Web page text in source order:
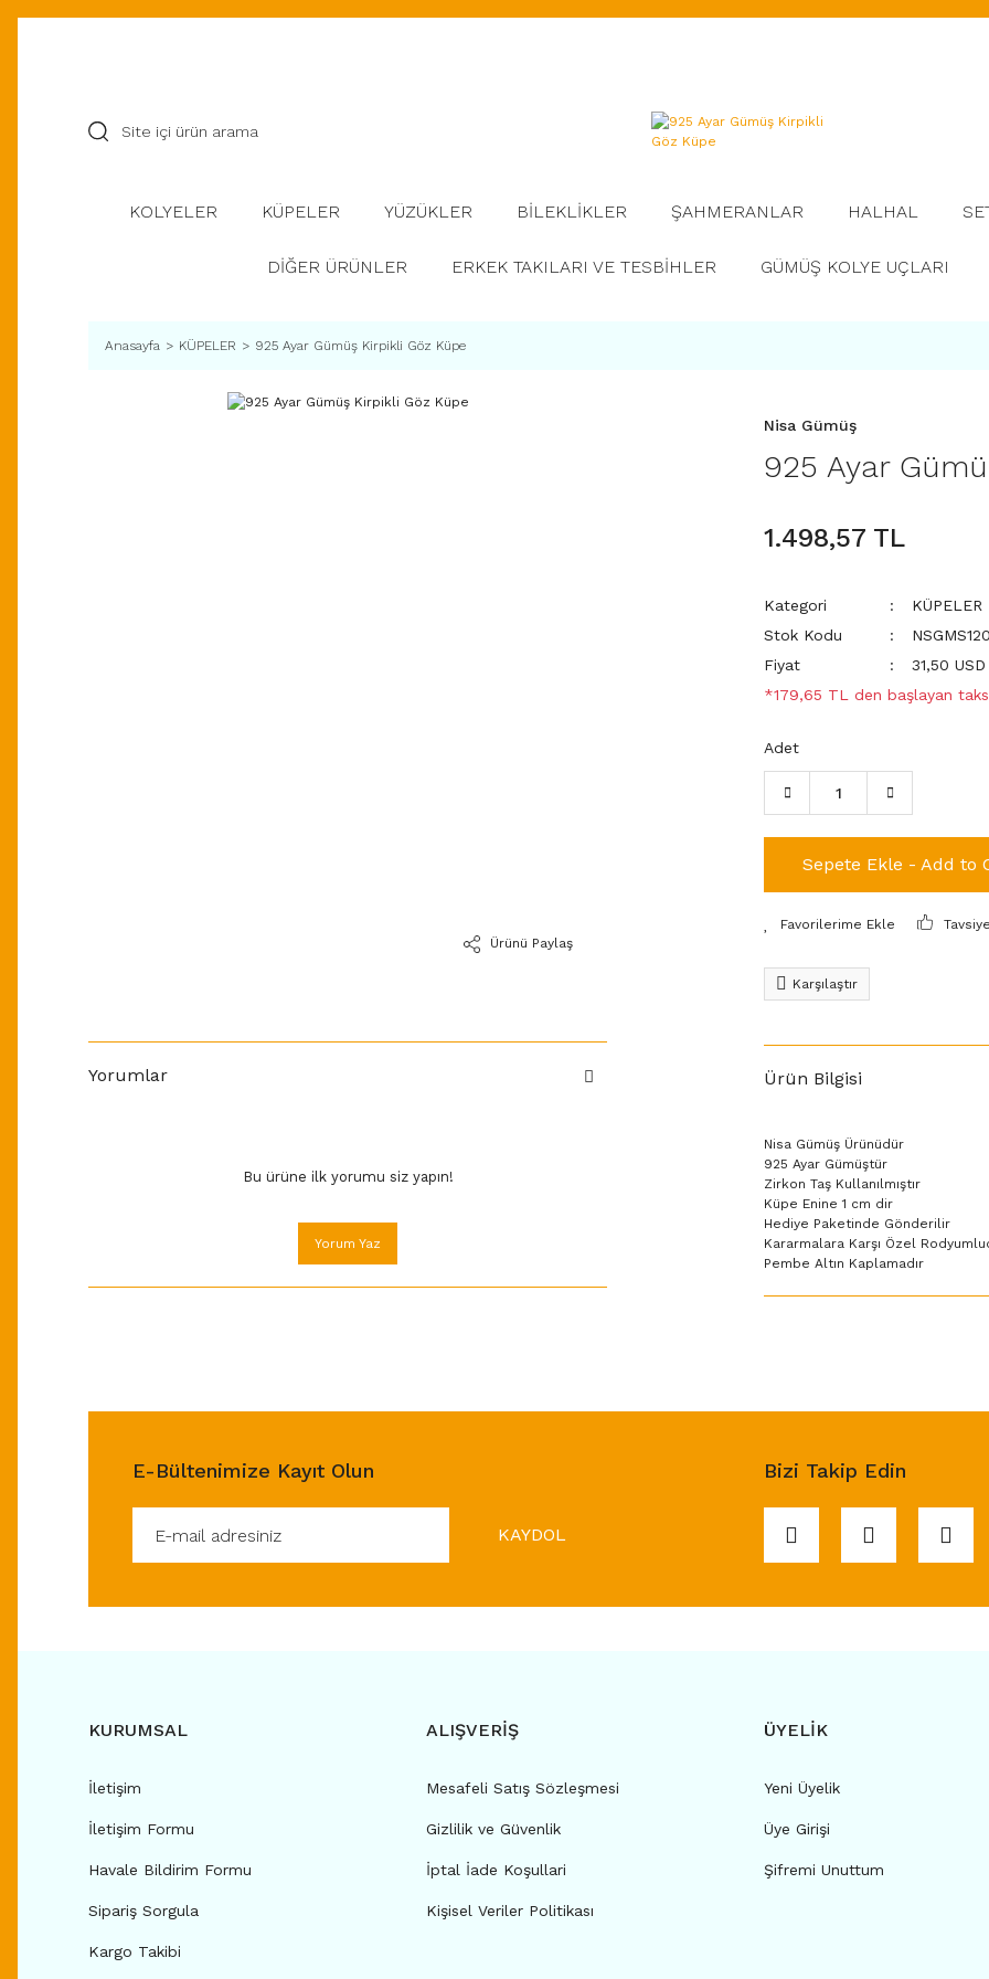
KOLYELER KÜPELER YÜZÜKLER BİLEKLİKLER ŞAHMERANLAR HALHAL
DİĞER ÜRÜNLER ERKEK TAKILARI VE TESBİHLER GÜMÜŞ KOLYE UÇLARI
Anasayfa KÜPELER 925 Ayar Gümüş Kirpikli Göz Küpe
Ürünü Paylaş
Yorumlar
Bu ürüne ilk yorumu siz yapın!
Yorum Yaz
Nisa Gümüş
925 Ayar
1.498,57 TL
Kategori
KÜPELER
Stok Kodu
Fiyat
31,50
*179,65 TL den başlayan
Adet
Sepete Ekle - Add to
Karşılaştır
Ürün Bilgisi
Nisa Gümüş Ürünüdür
925 Ayar Gümüştür
Zirkon Taş Kullanılmıştır
Küpe Enine 1 cm dir
Hediye Paketinde Gönderilir
Kararmalara Karşı Özel
Pembe Altın Kaplamadır
E-Bültenimize Kayıt Olun
KAYDOL
Bizi Takip Edin
KURUMSAL
İletişim
İletişim Formu
Havale Bildirim Formu
Sipariş Sorgula
Kargo Takibi
ALIŞVERİŞ
Mesafeli Satış Sözleşmesi
Gizlilik ve Güvenlik
İptal İade Koşullari
Kişisel Veriler Politikası
ÜYELİK
Yeni Üyelik
Üye Girişi
Şifremi Unuttum